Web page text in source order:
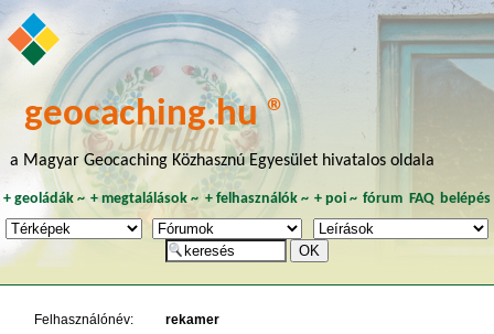
geocaching.hu ®
a Magyar Geocaching Közhasznú Egyesület hivatalos oldala
+ geoládák~ +megtalálások ~ + felhasználók~ + poi~ fórum FAQ belépés
Felhasználónév: rekamer